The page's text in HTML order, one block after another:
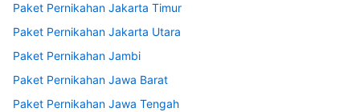
Paket Pernikahan Jakarta Timur
Paket Pernikahan Jakarta Utara
Paket Pernikahan Jambi
Paket Pernikahan Jawa Barat
Paket Pernikahan Jawa Tengah